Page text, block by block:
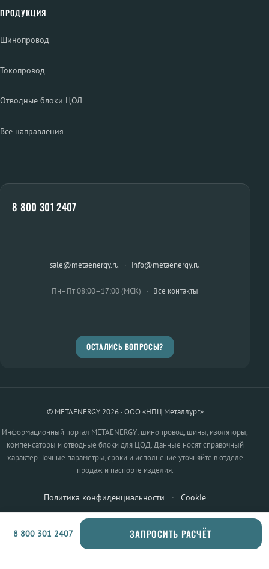
ПРОДУКЦИЯ
Шинопровод
Токопровод
Отводные блоки ЦОД
Все направления
8 800 301 2407
sale@metaenergy.ru · info@metaenergy.ru
Пн–Пт 08:00–17:00 (МСК) · Все контакты
ОСТАЛИСЬ ВОПРОСЫ?
© METAENERGY 2026 · ООО «НПЦ Металлург»
Информационный портал METAENERGY: шинопровод, шины, изоляторы,
компенсаторы и отводные блоки для ЦОД. Данные носят справочный
характер. Точные параметры, сроки и исполнение уточняйте в отделе
продаж и паспорте изделия.
Политика конфиденциальности · Cookie
8 800 301 2407 ЗАПРОСИТЬ РАСЧЁТ